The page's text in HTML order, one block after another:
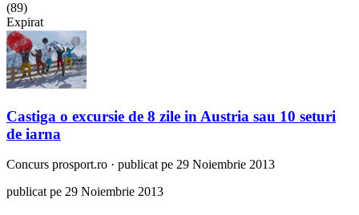
(89)
Expirat
Castiga o excursie de 8 zile in Austria sau 10 seturi
de iarna
Concurs prosport.ro · publicat pe 29 Noiembrie 2013
publicat pe 29 Noiembrie 2013